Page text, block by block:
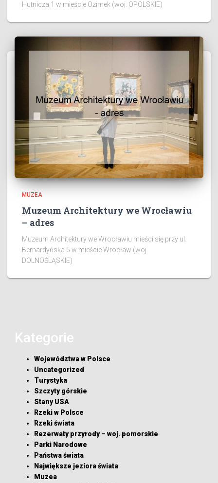
Hutnicza 1 w mieście Ozimek (woj. OPOLSKIE)
MUZEA
Muzeum Architektury we Wrocławiu
– adres
Muzeum Architektury we Wrocławiu mieści się przy ul.
Bernardyńska 5 w mieście Wrocław (woj.
DOLNOŚLĄSKIE)
Kategorie
Województwa w Polsce
Uncategorized
Turystyka
Szczyty górskie
Stany USA
Rzeki w Polsce
Rzeki świata
Rezerwaty przyrody – woj. pomorskie
Parki Narodowe
Państwa świata
Największe jeziora świata
Muzea